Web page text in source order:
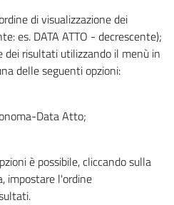
di visualizzazione dei
es. DATA ATTO - decrescente);
dei risultati utilizzando il menù in
delle seguenti opzioni:
Data Atto;
è possibile, cliccando sulla
impostare l'ordine